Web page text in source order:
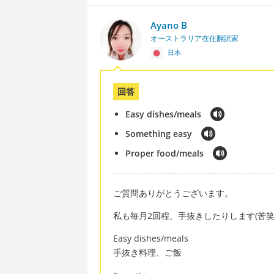
Ayano B
オーストラリア在住翻訳家
日本
回答
Easy dishes/meals
Something easy
Proper food/meals
ご質問ありがとうございます。
私も毎月2回程、手抜きしたりします(苦
Easy dishes/meals
手抜き料理、ご飯